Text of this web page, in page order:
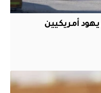
أمريكيين